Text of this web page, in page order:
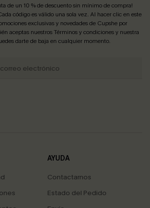
de un 10 % de descuento sin mínimo de compra!
código es válido una sola vez. Al hacer clic en este
exclusivas y novedades de Cupshe por
aceptas nuestrosTérminos y condicionesy nuestra
darte de baja en cualquier momento.
AYUDA
Contactarnos
Estado del Pedido